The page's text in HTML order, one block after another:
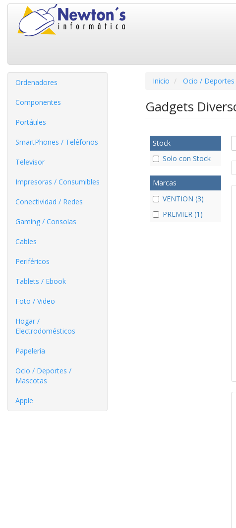
Ordenadores
Componentes
Portátiles
SmartPhones / Teléfonos
Televisor
Impresoras / Consumibles
Conectividad / Redes
Gaming / Consolas
Cables
Periféricos
Tablets / Ebook
Foto / Video
Hogar /
Electrodomésticos
Papelería
Ocio / Deportes /
Mascotas
Apple
Inicio Ocio /
Gadgets
Stock
Solo con Stock
Marcas
VENTION (3)
PREMIER (1)